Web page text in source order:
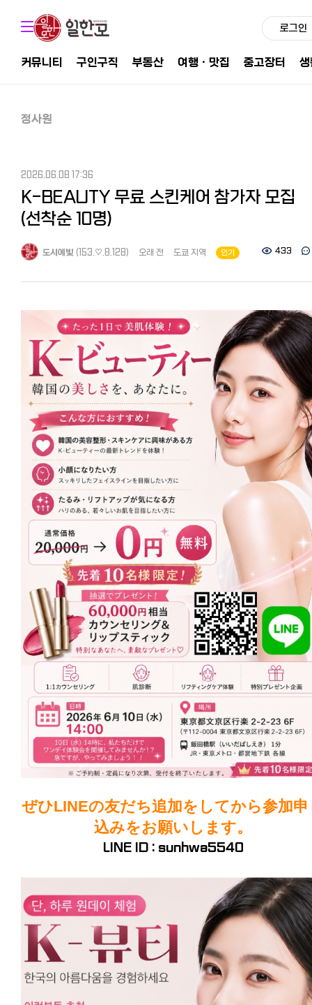
로그인
커뮤니티 구인구직 부동산 여행ㆍ맛집 중고장터
정사원
2026.06.08 17:36
K-BEAUTY 무료 스킨케어 참가자 모집
(선착순 10명)
도시에빛 (153.♡.8.128) 오래 전 도쿄 지역 인기 433
ぜひLINEの友だち追加をしてから参加申
込みをお願いします。
LINE ID : sunhwa5540